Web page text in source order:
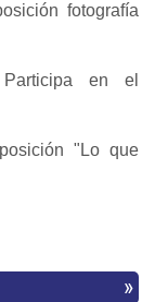
fotografía
en el
"Lo que